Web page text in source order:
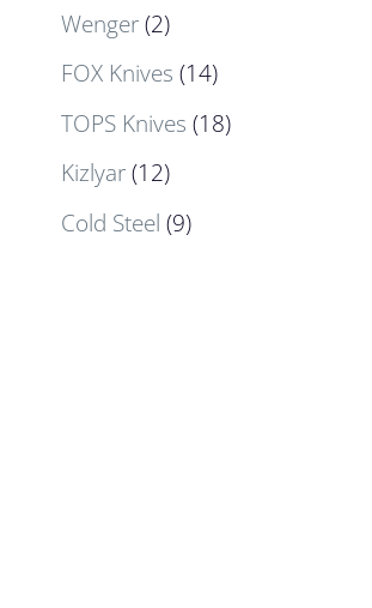
Wenger(2)
FOX Knives (14)
TOPS Knives (18)
Kizlyar(12)
Cold Steel (9)